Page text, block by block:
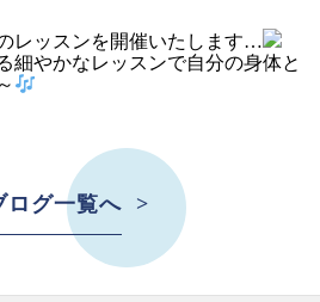
レッスンを開催いたします…
細やかなレッスンで自分の身体と
ログ一覧へ